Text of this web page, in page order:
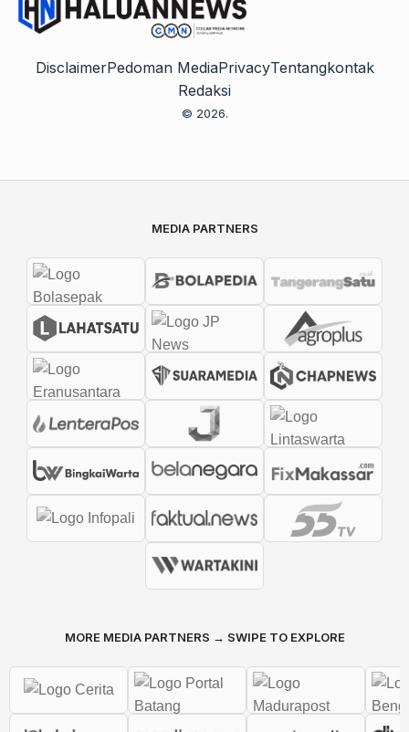
DisclaimerPedoman MediaPrivacyTentangkontak
Redaksi
© 2026.
MEDIA PARTNERS
MORE MEDIA PARTNERS → SWIPE TO EXPLORE